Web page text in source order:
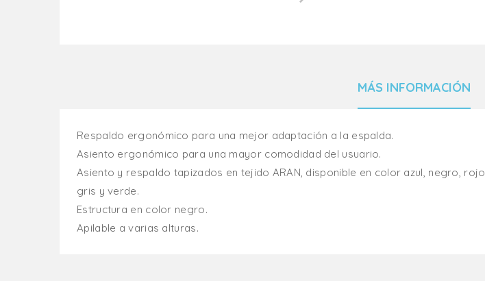
MÁS INFORMACIÓN
Respaldo ergonómico para una mejor adaptación a la espalda.
Asiento ergonómico para una mayor comodidad del usuario.
Asiento y respaldo tapizados en tejido ARAN, disponible en color azul, negro, rojo,
gris y verde.
Estructura en color negro.
Apilable a varias alturas.